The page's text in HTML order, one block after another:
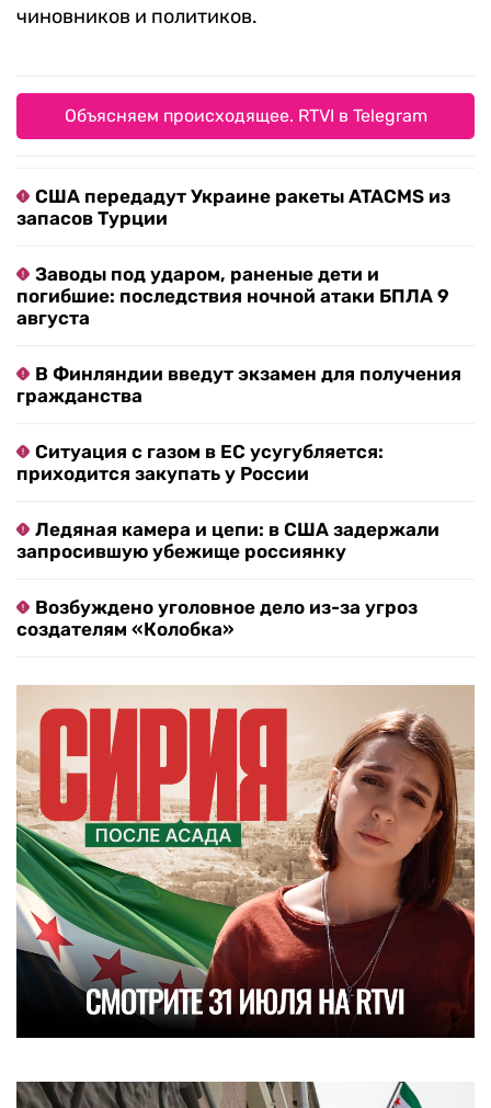
чиновников и политиков.
Объясняем происходящее. RTVI в Telegram
США передадут Украине ракеты ATACMS из
запасов Турции
Заводы под ударом, раненые дети и
погибшие: последствия ночной атаки БПЛА 9
августа
В Финляндии введут экзамен для получения
гражданства
Ситуация с газом в ЕС усугубляется:
приходится закупать у России
Ледяная камера и цепи: в США задержали
запросившую убежище россиянку
Возбуждено уголовное дело из-за угроз
создателям «Колобка»